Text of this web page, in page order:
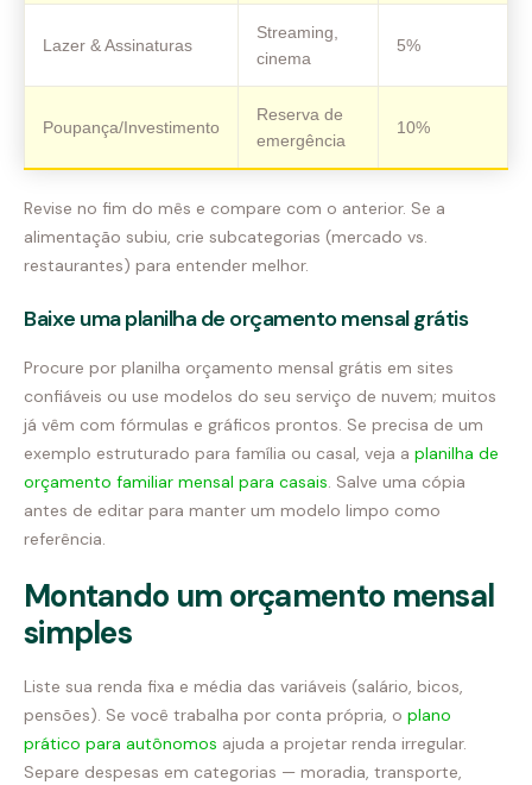
Lazer & Assinaturas
Streaming,
cinema
5%
Poupança/Investimento
Reserva de
emergência
10%
Revise no fim do mês e compare com o anterior. Se a
alimentação subiu, crie subcategorias (mercado vs.
restaurantes) para entender melhor.
Baixe uma planilha de orçamento mensal grátis
Procure por planilha orçamento mensal grátis em sites
confiáveis ou use modelos do seu serviço de nuvem; muitos
já vêm com fórmulas e gráficos prontos. Se precisa de um
exemplo estruturado para família ou casal, veja a planilha de
orçamento familiar mensal para casais . Salve uma cópia
antes de editar para manter um modelo limpo como
referência.
Montando um orçamento mensal
simples
Liste sua renda fixa e média das variáveis (salário, bicos,
pensões). Se você trabalha por conta própria, o plano
prático para autônomos ajuda a projetar renda irregular.
Separe despesas em categorias — moradia, transporte,